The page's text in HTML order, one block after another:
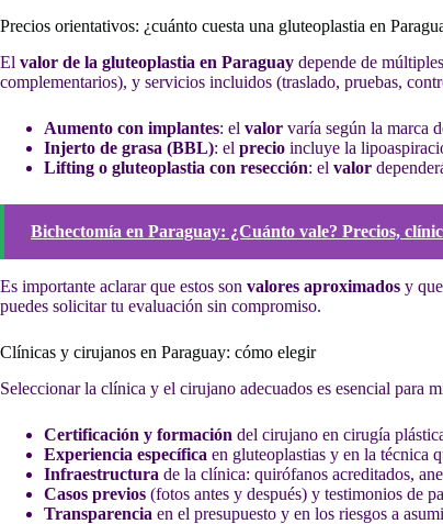
Precios orientativos: ¿cuánto cuesta una gluteoplastia en
El valor de la gluteoplastia en Paraguay depende de
complementarios), y servicios incluidos (traslado, pruebas,
Aumento con implantes: el valor varía según la marca
Injerto de grasa (BBL): el precio incluye la
Lifting o gluteoplastia con resección: el valor
Bichectomía en Paraguay: ¿Cuánto vale? Precios,
Es importante aclarar que estos son valores aproximados y
puedes solicitar tu evaluación sin compromiso.
Clínicas y cirujanos en Paraguay: cómo elegir
Seleccionar la clínica y el cirujano adecuados es esencial para
Certificación y formación del cirujano en cirugía
Experiencia específica en gluteoplastias y en la técnica
Infraestructura de la clínica: quirófanos acreditados,
Casos previos (fotos antes y después) y testimonios de
Transparencia en el presupuesto y en los riesgos a